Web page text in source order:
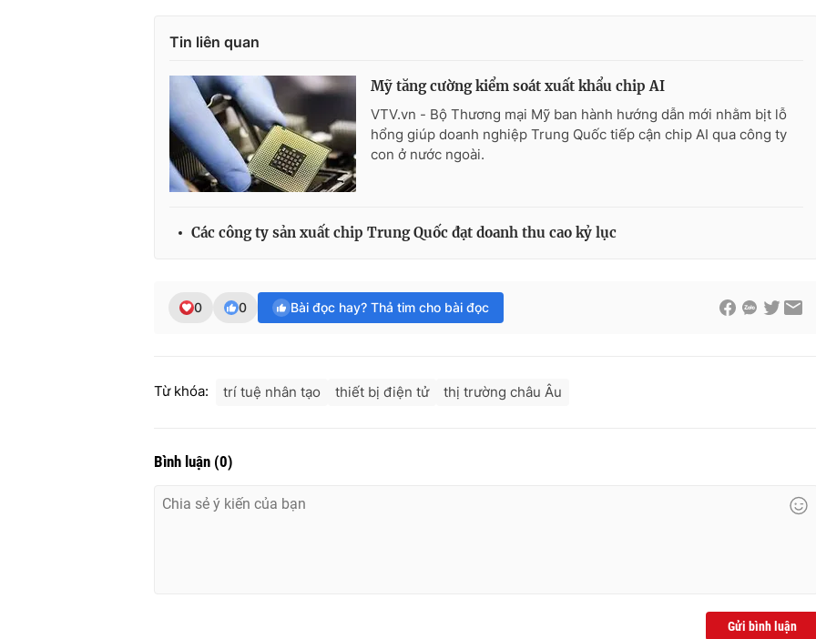
Tin liên quan
Mỹ tăng cường kiểm soát xuất khẩu chip AI
VTV.vn - Bộ Thương mại Mỹ ban hành hướng dẫn mới nhằm bịt lỗ
hổng giúp doanh nghiệp Trung Quốc tiếp cận chip AI qua công ty
con ở nước ngoài.
Các công ty sản xuất chip Trung Quốc đạt doanh thu cao kỷ lục
0 0 Bài đọc hay? Thả tim cho bài đọc
Từ khóa: trí tuệ nhân tạo thiết bị điện tử thị trường châu Âu
Bình luận (0)
Gửi bình luận